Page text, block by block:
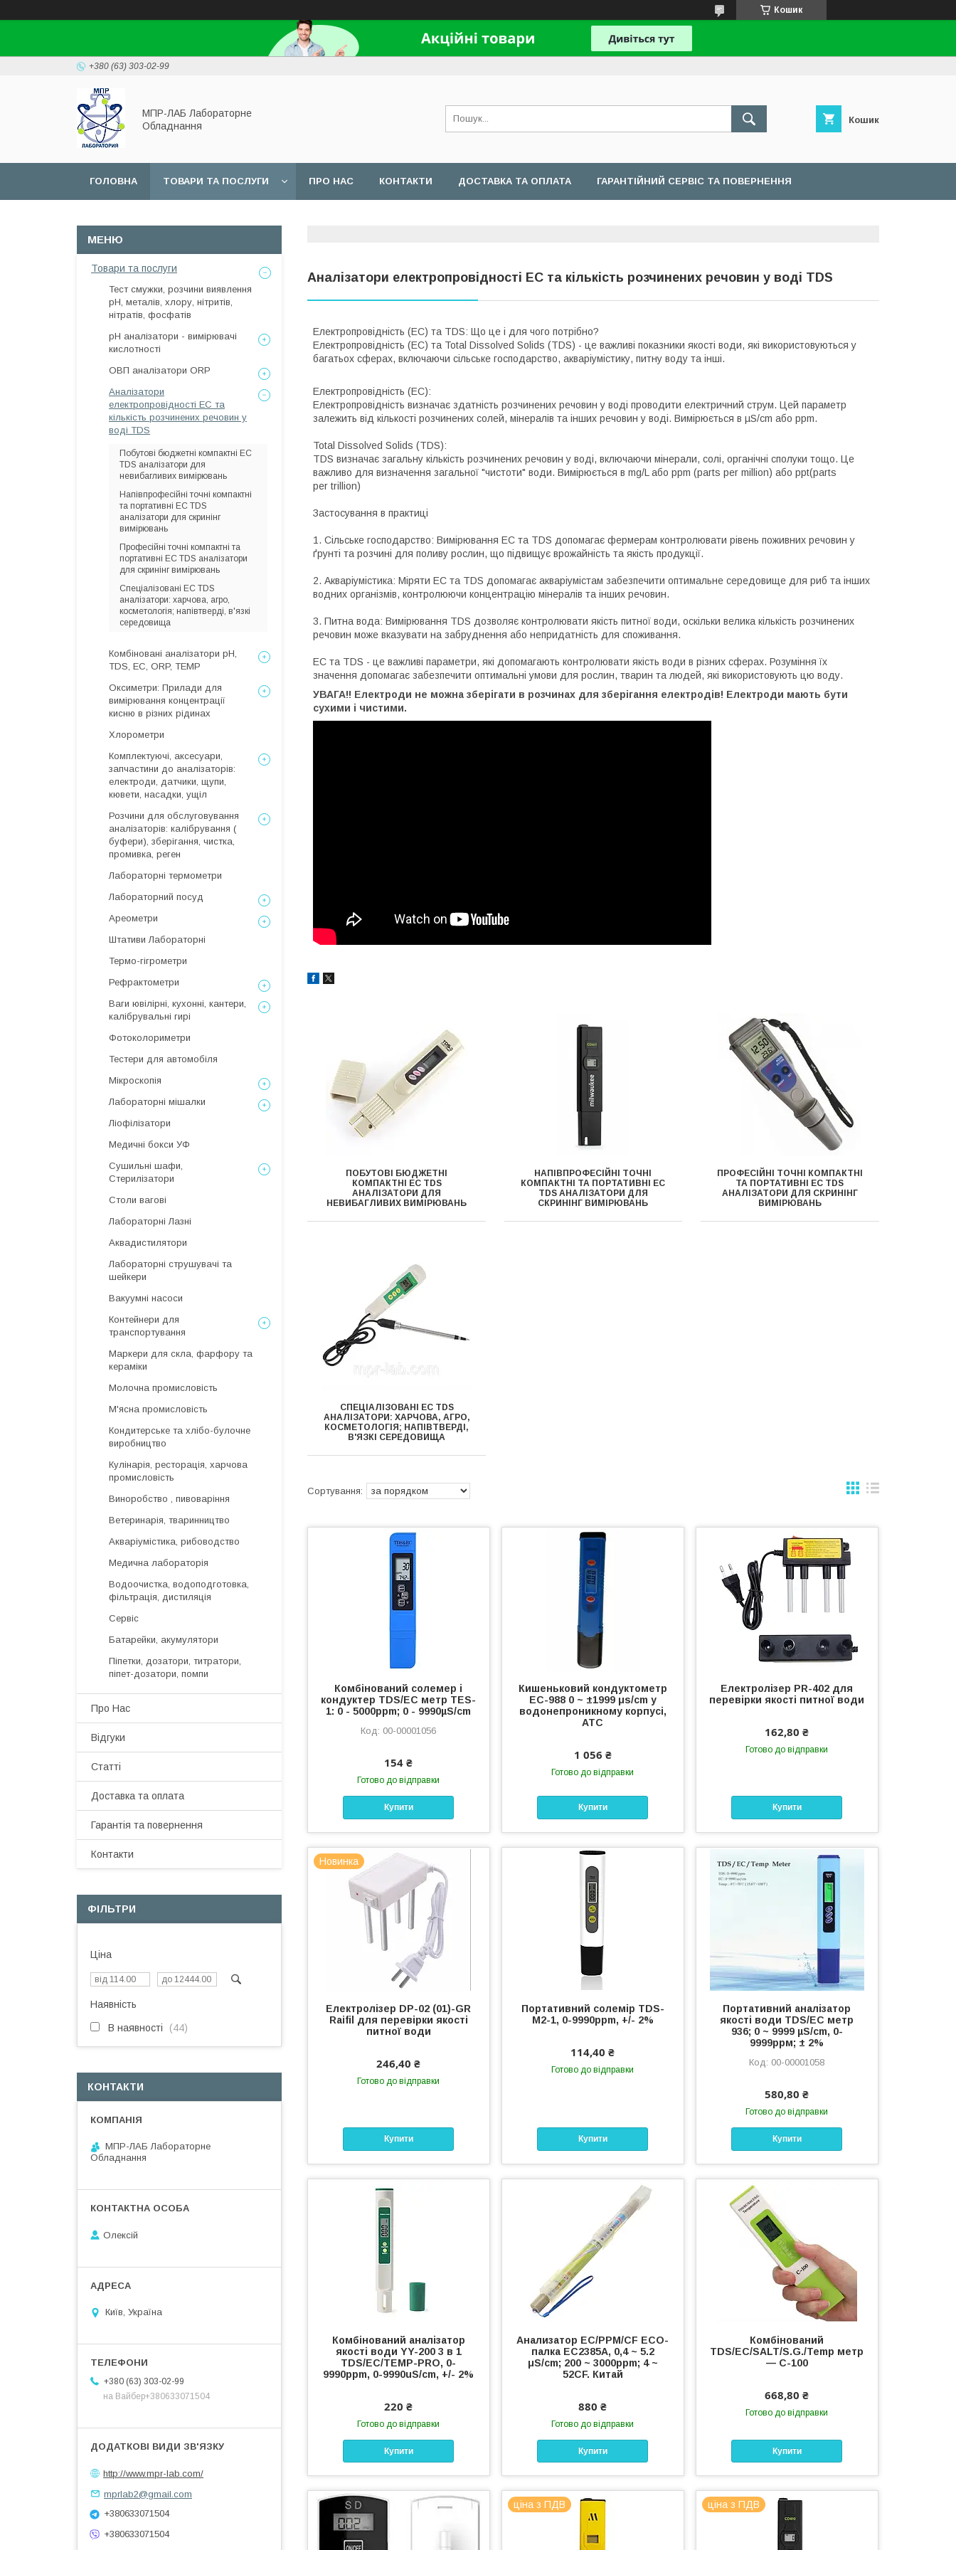
Кошик
+380 (63) 303-02-99
МПР-ЛАБ Лабораторне
Обладнання
Кошик
ГОЛОВНА ТОВАРИ ТА ПОСЛУГИ ПРО НАС КОНТАКТИ ДОСТАВКА ТА ОПЛАТА ГАРАНТІЙНИЙ СЕРВІС ТА ПОВЕРНЕННЯ
Аналізатори електропровідності EC та кількість розчинених речовин у воді TDS
Електропровідність (EC) та TDS: Що це і для чого потрібно?
Електропровідність (EC) та Total Dissolved Solids (TDS) - це важливі показники якості води, які використовуються у
багатьох сферах, включаючи сільське господарство, акваріумістику, питну воду та інші.
Електропровідність (EC):
Електропровідність визначає здатність розчинених речовин у воді проводити електричний струм. Цей параметр
залежить від кількості розчинених солей, мінералів та інших речовин у воді. Вимірюється в µS/cm або ppm.
Total Dissolved Solids (TDS):
TDS визначає загальну кількість розчинених речовин у воді, включаючи мінерали, солі, органічні сполуки тощо. Це
важливо для визначення загальної "чистоти" води. Вимірюється в mg/L або ppm (parts per million) або ppt(parts
per trillion)
Застосування в практиці
1. Сільське господарство: Вимірювання EC та TDS допомагає фермерам контролювати рівень поживних речовин у
ґрунті та розчині для поливу рослин, що підвищує врожайність та якість продукції.
2. Акваріумістика: Міряти EC та TDS допомагає акваріумістам забезпечити оптимальне середовище для риб та інших
водних організмів, контролюючи концентрацію мінералів та інших речовин.
3. Питна вода: Вимірювання TDS дозволяє контролювати якість питної води, оскільки велика кількість розчинених
речовин може вказувати на забруднення або непридатність для споживання.
EC та TDS - це важливі параметри, які допомагають контролювати якість води в різних сферах. Розуміння їх
значення допомагає забезпечити оптимальні умови для рослин, тварин та людей, які використовують цю воду.
УВАГА!! Електроди не можна зберігати в розчинах для зберігання електродів! Електроди мають бути
сухими і чистими.
ПОБУТОВІ БЮДЖЕТНІ
КОМПАКТНІ EC TDS
АНАЛІЗАТОРИ ДЛЯ
НЕВИБАГЛИВИХ ВИМІРЮВАНЬ
НАПІВПРОФЕСІЙНІ ТОЧНІ
КОМПАКТНІ ТА ПОРТАТИВНІ EC
TDS АНАЛІЗАТОРИ ДЛЯ
СКРИНІНГ ВИМІРЮВАНЬ
ПРОФЕСІЙНІ ТОЧНІ КОМПАКТНІ
ТА ПОРТАТИВНІ EC TDS
АНАЛІЗАТОРИ ДЛЯ СКРИНІНГ
ВИМІРЮВАНЬ
СПЕЦІАЛІЗОВАНІ EC TDS
АНАЛІЗАТОРИ: ХАРЧОВА, АГРО,
КОСМЕТОЛОГІЯ; НАПІВТВЕРДІ,
В'ЯЗКІ СЕРЕДОВИЩА
Комбінований солемер і
кондуктер TDS/EC метр TES-
1: 0 - 5000ppm; 0 - 9990µS/cm
00-00001056
154 ₴
Готово до відправки
Купити
Кишеньковий кондуктометр
EC-988 0 ~ ±1999 μs/cm у
водонепроникному корпусі,
АТС
1 056 ₴
Готово до відправки
Купити
Електролізер PR-402 для
перевірки якості питної води
162,80 ₴
Готово до відправки
Купити
Новинка
Електролізер DP-02 (01)-GR
Raifil для перевірки якості
питної води
246,40 ₴
Готово до відправки
Купити
Портативний солемір TDS-
M2-1, 0-9990ppm, +/- 2%
114,40 ₴
Готово до відправки
Купити
Портативний аналізатор
якості води TDS/EC метр
936; 0 ~ 9999 µS/cm, 0-
9999ррм; ± 2%
00-00001058
580,80 ₴
Готово до відправки
Купити
Комбінований аналізатор
якості води YY-200 3 в 1
TDS/EC/TEMP-PRO, 0-
9990ppm, 0-9990uS/cm, +/- 2%
220 ₴
Готово до відправки
Купити
Анализатор EC/PPM/CF ECO-
палка EC2385А, 0,4 ~ 5.2
μS/cm; 200 ~ 3000ppm; 4 ~
52CF. Китай
880 ₴
Готово до відправки
Купити
Комбінований
TDS/EC/SALT/S.G./Temp метр
— C-100
668,80 ₴
Готово до відправки
Купити
ціна з ПДВ ціна з ПДВ
Товари та послуги
Тест смужки, розчини виявлення
рН, металів, хлору, нітритів,
нітратів, фосфатів
рН аналізатори - вимірювачі
кислотності
ОВП аналізатори ORP
Аналізатори
електропровідності EC та
кількість розчинених речовин у
воді TDS
Побутові бюджетні компактні EC
TDS аналізатори для
невибагливих вимірювань
Напівпрофесійні точні компактні
та портативні EC TDS
аналізатори для скринінг
вимірювань
Професійні точні компактні та
портативні EC TDS аналізатори
для скринінг вимірювань
Спеціалізовані EC TDS
аналізатори: харчова, агро,
косметологія; напівтверді, в'язкі
середовища
Комбіновані аналізатори pH,
TDS, EC, ORP, TEMP
Оксиметри: Прилади для
вимірювання концентрації
кисню в різних рідинах
Хлорометри
Комплектуючі, аксесуари,
запчастини до аналізаторів:
електроди, датчики, щупи,
кювети, насадки, ущіл
Розчини для обслуговування
аналізаторів: калібрування (
буфери), зберігання, чистка,
промивка, реген
Лабораторні термометри
Лабораторний посуд
Ареометри
Штативи Лабораторні
Термо-гігрометри
Рефрактометри
Ваги ювілірні, кухонні, кантери,
калібрувальні гирі
Фотоколориметри
Тестери для автомобіля
Мікроскопія
Лабораторні мішалки
Ліофілізатори
Медичні бокси УФ
Сушильні шафи,
Стерилізатори
Столи вагові
Лабораторні Лазні
Аквадистилятори
Лабораторні струшувачі та
шейкери
Вакуумні насоси
Контейнери для
транспортування
Маркери для скла, фарфору та
кераміки
Молочна промисловість
М'ясна промисловість
Кондитерське та хлібо-булочне
виробництво
Кулінарія, ресторація, харчова
промисловість
Виноробство , пивоваріння
Ветеринарія, тваринництво
Акваріумістика, рибоводство
Медична лабораторія
Водоочистка, водоподготовка,
фільтрація, дистиляція
Сервіс
Батарейки, акумулятори
Піпетки, дозатори, титратори,
піпет-дозатори, помпи
Про Нас
Відгуки
Статті
Доставка та оплата
Гарантія та повернення
Контакти
ФІЛЬТРИ
Ціна
Наявність
В наявності 44
КОНТАКТИ
МПР-ЛАБ Лабораторне
Обладнання
Олексій
Київ, Україна
+380 (63) 303-02-99
на Вайбер+380633071504
http://www.mpr-lab.com/
mprlab2@gmail.com
+380633071504
+380633071504